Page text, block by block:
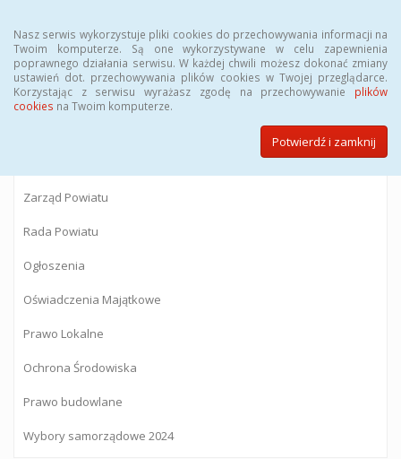
Nasz serwis wykorzystuje pliki cookies do przechowywania informacji na
Twoim komputerze. Są one wykorzystywane w celu zapewnienia
poprawnego działania serwisu. W każdej chwili możesz dokonać zmiany
ustawień dot. przechowywania plików cookies w Twojej przeglądarce.
Korzystając z serwisu wyrażasz zgodę na przechowywanie plików
cookies na Twoim komputerze.
Potwierdź i zamknij
BIULETYN INFORMACJI PUBLICZNEJ
Starostwa Powiatowego w Gostyninie
Zarząd Powiatu
Rada Powiatu
Ogłoszenia
Oświadczenia Majątkowe
Prawo Lokalne
Ochrona Środowiska
Prawo budowlane
Wybory samorządowe 2024